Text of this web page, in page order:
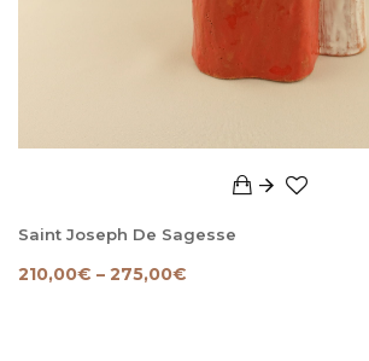
Saint Joseph De Sagesse
210,00€ – 275,00€